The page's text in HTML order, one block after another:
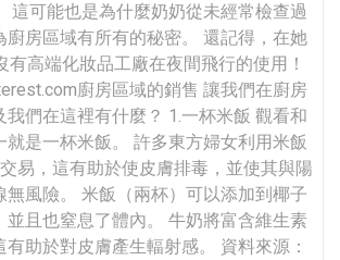
這可能也是為什麼奶奶從未經常檢查過
廚房區域有所有的秘密。 還記得，在她
有高端化妝品工廠在夜間飛行的使用！
廚房區域的銷售 讓我們在廚房
我們在這裡有什麼？ 1.一杯米飯 觀看和
就是一杯米飯。 許多東方婦女利用米飯
易，這有助於使皮膚排毒，並使其與陽
無風險。 米飯（兩杯）可以添加到椰子
並且也窒息了體內。 牛奶將富含維生素
助於對皮膚產生輻射感。 資料來源：